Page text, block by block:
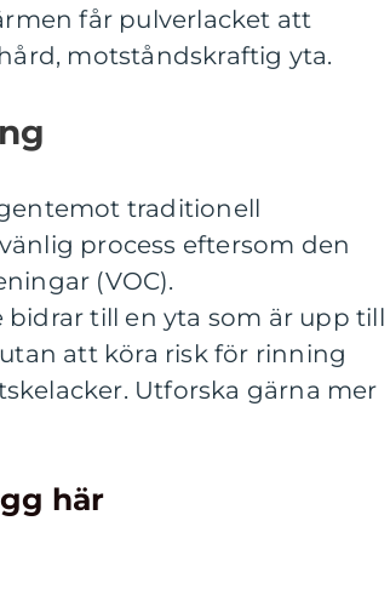
får pulverlacket att
motståndskraftig yta.
traditionell
process eftersom den
(VOC).
till en yta som är upp till
att köra risk för rinning
Utforska gärna mer
här